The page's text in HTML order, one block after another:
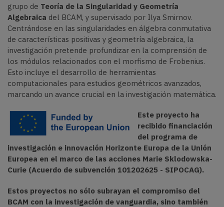
grupo de Teoría de la Singularidad y Geometría
Algebraica del BCAM, y supervisado por Ilya Smirnov.
Centrándose en las singularidades en álgebra conmutativa
de características positivas y geometría algebraica, la
investigación pretende profundizar en la comprensión de
los módulos relacionados con el morfismo de Frobenius.
Esto incluye el desarrollo de herramientas
computacionales para estudios geométricos avanzados,
marcando un avance crucial en la investigación matemática.
Este proyecto ha
recibido financiación
del programa de
investigación e innovación Horizonte Europa de la Unión
Europea en el marco de las acciones Marie Sklodowska-
Curie (Acuerdo de subvención 101202625 - SIPOCAG).
Estos proyectos no sólo subrayan el compromiso del
BCAM con la investigación de vanguardia, sino también